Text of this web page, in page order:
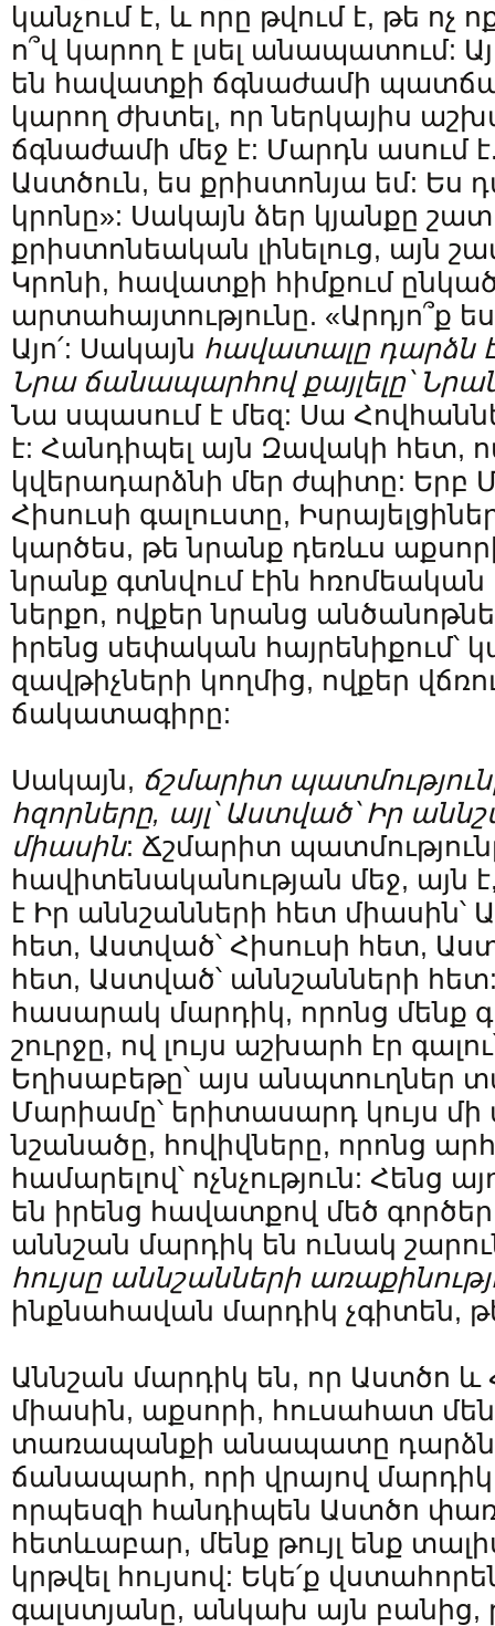
կանչում է, և որը թվում է, թե ոչ
ո՞վ կարող է լսել անապատում:
են հավատքի ճգնաժամի
կարող ժխտել, որ ներկայիս
ճգնաժամի մեջ է: Մարդն ասում
Աստծուն, ես քրիստոնյա եմ: Ես
կրոնը»: Սակայն ձեր կյանքը շատ
քրիստոնեական լինելուց, այն
Կրոնի, հավատքի հիմքում
արտահայտությունը. «Արդյո՞ք
Այո՛: Սակայն հավատալը դարձն
Նրա ճանապարհով քայլելը՝
Նա սպասում է մեզ: Սա
է: Հանդիպել այն Զավակի հետ,
կվերադարձնի մեր ժպիտը: Երբ
Հիսուսի գալուստը,
կարծես, թե նրանք դեռևս
նրանք գտնվում էին
ներքո, ովքեր նրանց
իրենց սեփական հայրենիքում՝
զավթիչների կողմից, ովքեր
ճակատագիրը:
Սակայն, ճշմարիտ
հզորները, այլ՝ Աստված՝ Իր
միասին: Ճշմարիտ
հավիտենականության մեջ, այն
է Իր աննշանների հետ միասին՝
հետ, Աստված՝ Հիսուսի հետ,
հետ, Աստված՝ աննշանների
հասարակ մարդիկ, որոնց մենք
շուրջը, ով լույս աշխարհ էր
Եղիսաբեթը՝ այս անպտուղներ
Մարիամը՝ երիտասարդ կույս
նշանածը, հովիվները, որոնց
համարելով՝ ոչնչություն: Հենց
են իրենց հավատքով մեծ
աննշան մարդիկ են ունակ
հույսը աննշանների
ինքնահավան մարդիկ չգիտեն, թե
Աննշան մարդիկ են, որ Աստծո և
միասին, աքսորի, հուսահատ
տառապանքի անապատը
ճանապարհ, որի վրայով մարդիկ
որպեսզի հանդիպեն Աստծո
հետևաբար, մենք թույլ ենք
կրթվել հույսով: Եկե՛ք
գալստյանը, անկախ այն բանից,